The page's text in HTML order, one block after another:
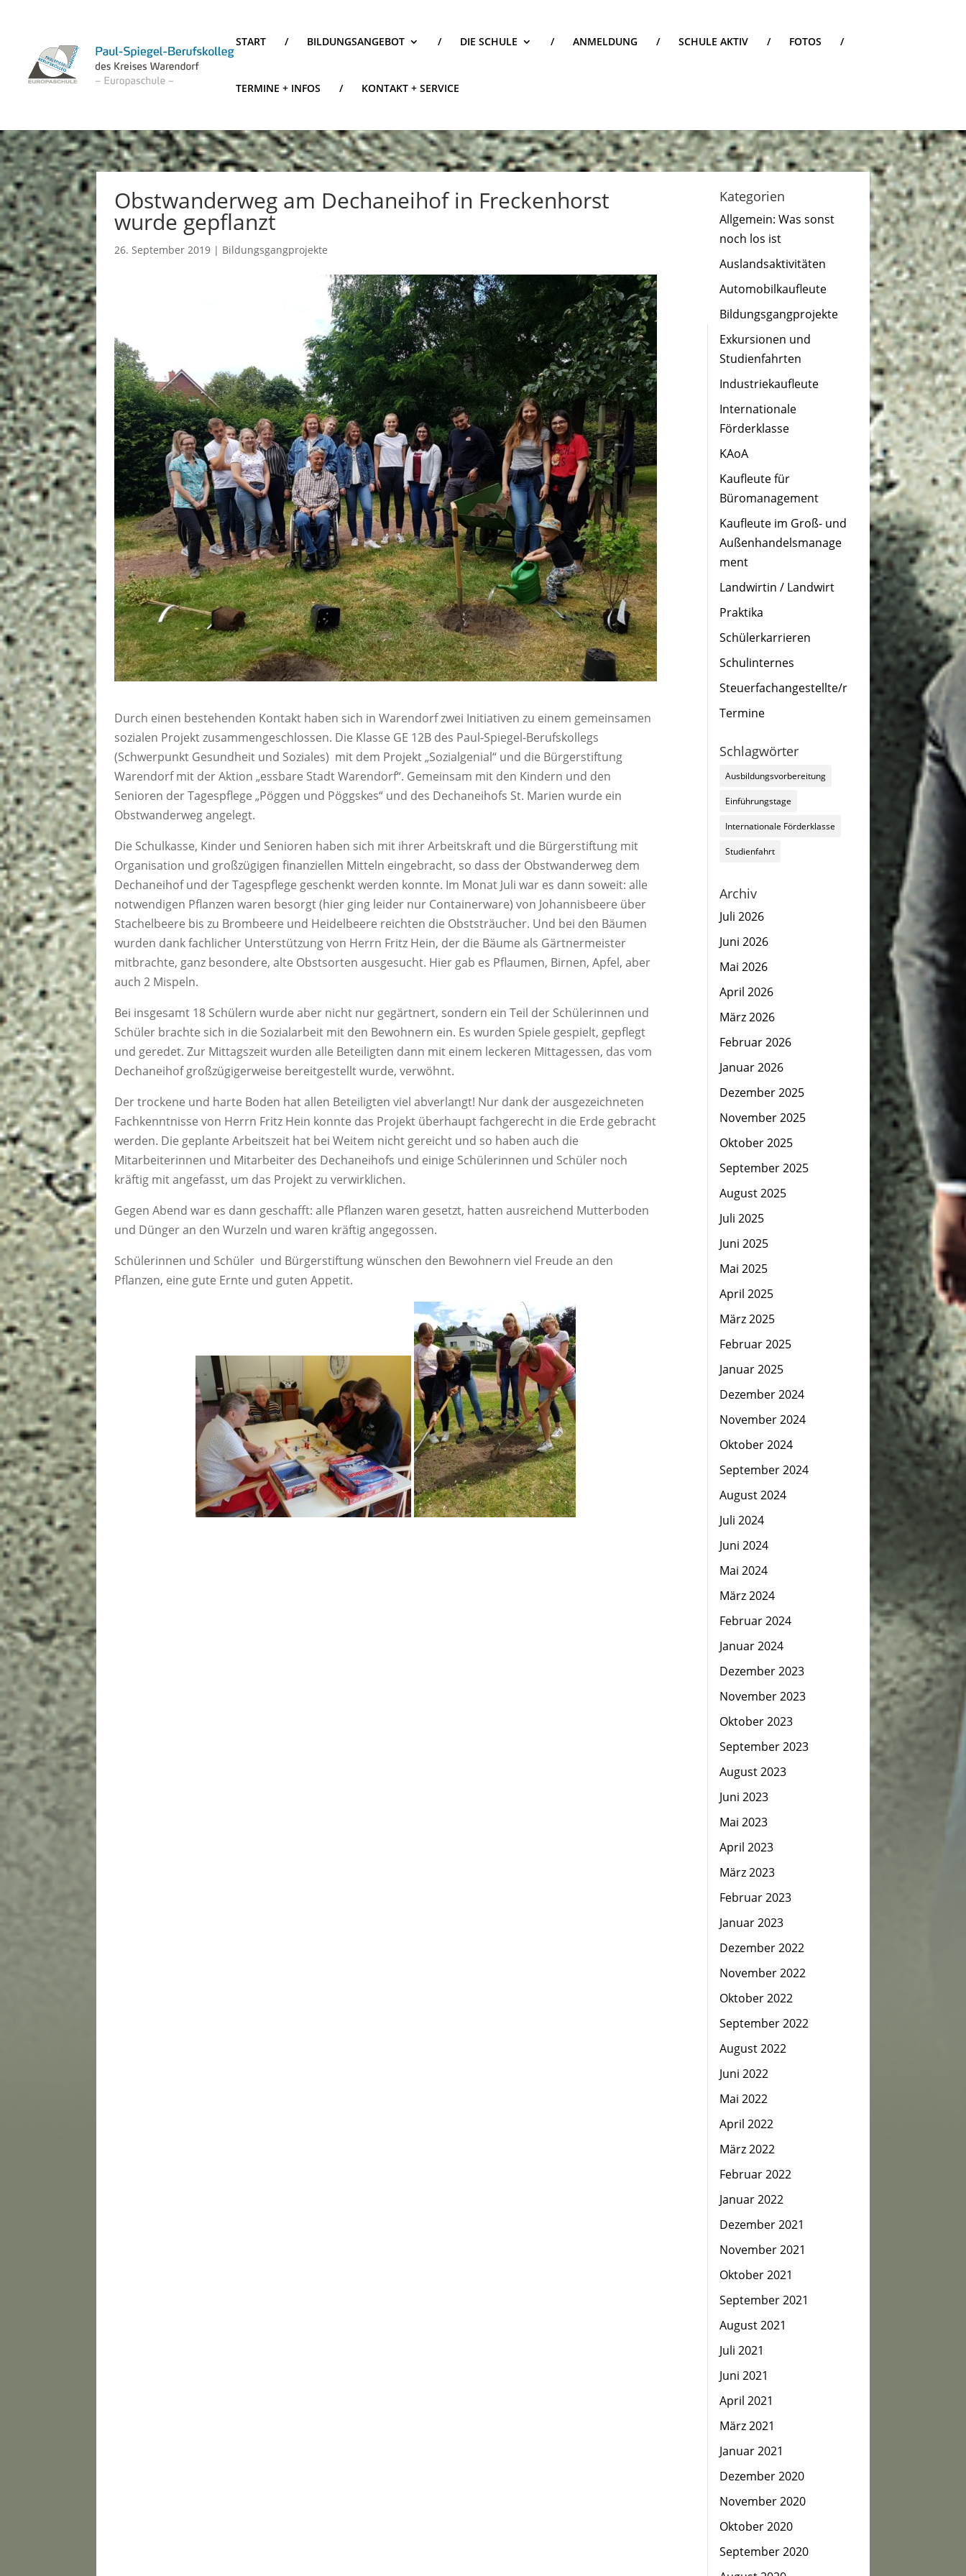
START / BILDUNGSANGEBOT / DIE SCHULE / ANMELDUNG / SCHULE AKTIV / FOTOS /
TERMINE + INFOS / KONTAKT + SERVICE
Obstwanderweg am Dechaneihof in Freckenhorst
wurde gepflanzt
26. September 2019 | Bildungsgangprojekte
Durch einen bestehenden Kontakt haben sich in Warendorf zwei Initiativen zu einem gemeinsamen
sozialen Projekt zusammengeschlossen. Die Klasse GE 12B des Paul-Spiegel-Berufskollegs
(Schwerpunkt Gesundheit und Soziales) mit dem Projekt „Sozialgenial“ und die Bürgerstiftung
Warendorf mit der Aktion „essbare Stadt Warendorf“. Gemeinsam mit den Kindern und den
Senioren der Tagespflege „Pöggen und Pöggskes“ und des Dechaneihofs St. Marien wurde ein
Obstwanderweg angelegt.
Die Schulkasse, Kinder und Senioren haben sich mit ihrer Arbeitskraft und die Bürgerstiftung mit
Organisation und großzügigen finanziellen Mitteln eingebracht, so dass der Obstwanderweg dem
Dechaneihof und der Tagespflege geschenkt werden konnte. Im Monat Juli war es dann soweit: alle
notwendigen Pflanzen waren besorgt (hier ging leider nur Containerware) von Johannisbeere über
Stachelbeere bis zu Brombeere und Heidelbeere reichten die Obststräucher. Und bei den Bäumen
wurden dank fachlicher Unterstützung von Herrn Fritz Hein, der die Bäume als Gärtnermeister
mitbrachte, ganz besondere, alte Obstsorten ausgesucht. Hier gab es Pflaumen, Birnen, Apfel, aber
auch 2 Mispeln.
Bei insgesamt 18 Schülern wurde aber nicht nur gegärtnert, sondern ein Teil der Schülerinnen und
Schüler brachte sich in die Sozialarbeit mit den Bewohnern ein. Es wurden Spiele gespielt, gepflegt
und geredet. Zur Mittagszeit wurden alle Beteiligten dann mit einem leckeren Mittagessen, das vom
Dechaneihof großzügigerweise bereitgestellt wurde, verwöhnt.
Der trockene und harte Boden hat allen Beteiligten viel abverlangt! Nur dank der ausgezeichneten
Fachkenntnisse von Herrn Fritz Hein konnte das Projekt überhaupt fachgerecht in die Erde gebracht
werden. Die geplante Arbeitszeit hat bei Weitem nicht gereicht und so haben auch die
Mitarbeiterinnen und Mitarbeiter des Dechaneihofs und einige Schülerinnen und Schüler noch
kräftig mit angefasst, um das Projekt zu verwirklichen.
Gegen Abend war es dann geschafft: alle Pflanzen waren gesetzt, hatten ausreichend Mutterboden
und Dünger an den Wurzeln und waren kräftig angegossen.
Schülerinnen und Schüler und Bürgerstiftung wünschen den Bewohnern viel Freude an den
Pflanzen, eine gute Ernte und guten Appetit.
Kategorien
Allgemein: Was sonst
noch los ist
Auslandsaktivitäten
Automobilkaufleute
Bildungsgangprojekte
Exkursionen und
Studienfahrten
Industriekaufleute
Internationale
Förderklasse
KAoA
Kaufleute für
Büromanagement
Kaufleute im Groß- und
Außenhandelsmanage
ment
Landwirtin / Landwirt
Praktika
Schülerkarrieren
Schulinternes
Steuerfachangestellte/r
Termine
Schlagwörter
Ausbildungsvorbereitung
Einführungstage
Internationale Förderklasse
Studienfahrt
Archiv
Juli 2026
Juni 2026
Mai 2026
April 2026
März 2026
Februar 2026
Januar 2026
Dezember 2025
November 2025
Oktober 2025
September 2025
August 2025
Juli 2025
Juni 2025
Mai 2025
April 2025
März 2025
Februar 2025
Januar 2025
Dezember 2024
November 2024
Oktober 2024
September 2024
August 2024
Juli 2024
Juni 2024
Mai 2024
März 2024
Februar 2024
Januar 2024
Dezember 2023
November 2023
Oktober 2023
September 2023
August 2023
Juni 2023
Mai 2023
April 2023
März 2023
Februar 2023
Januar 2023
Dezember 2022
November 2022
Oktober 2022
September 2022
August 2022
Juni 2022
Mai 2022
April 2022
März 2022
Februar 2022
Januar 2022
Dezember 2021
November 2021
Oktober 2021
September 2021
August 2021
Juli 2021
Juni 2021
April 2021
März 2021
Januar 2021
Dezember 2020
November 2020
Oktober 2020
September 2020